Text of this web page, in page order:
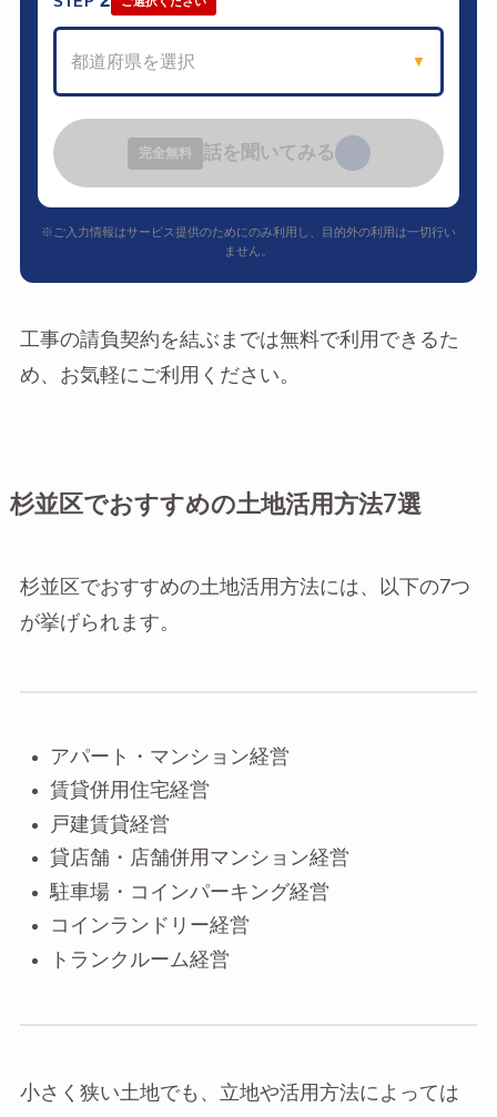
都道府県を選択 ▼
完全無料 話を聞いてみる
※ご入力情報はサービス提供のためにのみ利用し、目的外の利用は一切行い
ません。
工事の請負契約を結ぶまでは無料で利用できるた
め、お気軽にご利用ください。
杉並区でおすすめの土地活用方法7選
杉並区でおすすめの土地活用方法には、以下の7つ
が挙げられます。
アパート・マンション経営
賃貸併用住宅経営
戸建賃貸経営
貸店舗・店舗併用マンション経営
駐車場・コインパーキング経営
コインランドリー経営
トランクルーム経営
小さく狭い土地でも、立地や活用方法によっては